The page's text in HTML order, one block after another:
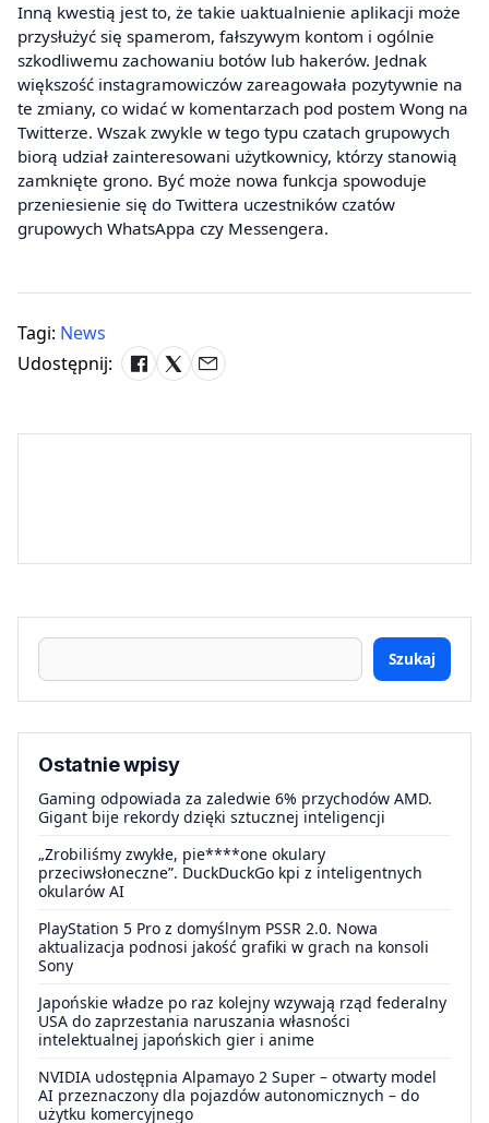
Inną kwestią jest to, że takie uaktualnienie aplikacji może
przysłużyć się spamerom, fałszywym kontom i ogólnie
szkodliwemu zachowaniu botów lub hakerów. Jednak
większość instagramowiczów zareagowała pozytywnie na
te zmiany, co widać w komentarzach pod postem Wong na
Twitterze. Wszak zwykle w tego typu czatach grupowych
biorą udział zainteresowani użytkownicy, którzy stanowią
zamknięte grono. Być może nowa funkcja spowoduje
przeniesienie się do Twittera uczestników czatów
grupowych WhatsAppa czy Messengera.
Tagi: News
Udostępnij:
Szukaj
Ostatnie wpisy
Gaming odpowiada za zaledwie 6% przychodów AMD.
Gigant bije rekordy dzięki sztucznej inteligencji
„Zrobiliśmy zwykłe, pie****one okulary
przeciwsłoneczne”. DuckDuckGo kpi z inteligentnych
okularów AI
PlayStation 5 Pro z domyślnym PSSR 2.0. Nowa
aktualizacja podnosi jakość grafiki w grach na konsoli
Sony
Japońskie władze po raz kolejny wzywają rząd federalny
USA do zaprzestania naruszania własności
intelektualnej japońskich gier i anime
NVIDIA udostępnia Alpamayo 2 Super – otwarty model
AI przeznaczony dla pojazdów autonomicznych – do
użytku komercyjnego